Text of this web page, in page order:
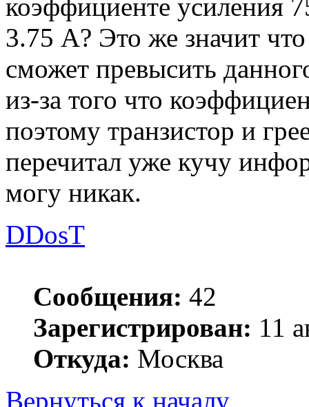
коэффициенте усиления
3.75 А? Это же значит
сможет превысить
из-за того что
поэтому транзистор и
перечитал уже кучу
могу никак.
DDosT
Сообщения: 42
Зарегистрирован: 11
Откуда: Москва
Вернуться к началу